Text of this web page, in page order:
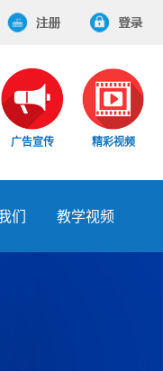
广告宣传 精彩视频
们 教学视频